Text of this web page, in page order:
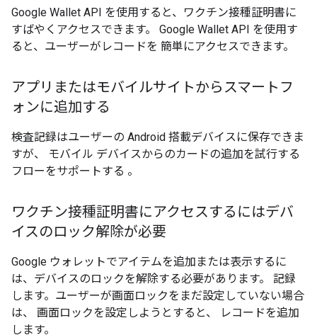
Google Wallet API を使用すると、ワクチン接種証明書に
すばやくアクセスできます。 Google Wallet API を使用す
ると、ユーザーがレコードを 簡単にアクセスできます。
アプリまたはモバイルサイトからスマートフ
ォンに追加する
検査記録はユーザーの Android 搭載デバイスに保存できま
すが、 モバイル デバイスからのカードの追加を試行する
フローをサポートする 。
ワクチン接種証明書にアクセスするにはデバ
イスのロック解除が必要
Google ウォレットでアイテムを追加または表示するに
は、デバイスのロックを解除する必要があります。 記録
します。ユーザーが画面ロックをまだ設定していない場合
は、 画面ロックを設定しようとすると、 レコードを追加
します。